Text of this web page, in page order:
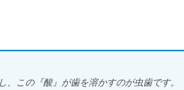
この『酸』が歯を溶かすのが虫歯です。